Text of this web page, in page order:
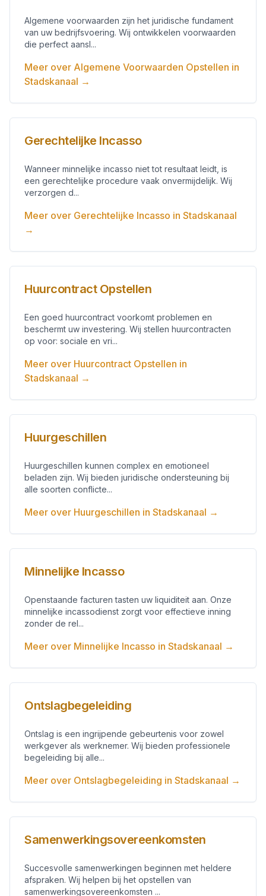
Algemene voorwaarden zijn het juridische fundament
van uw bedrijfsvoering. Wij ontwikkelen voorwaarden
die perfect aansl...
Meer over Algemene Voorwaarden Opstellen in
Stadskanaal →
Gerechtelijke Incasso
Wanneer minnelijke incasso niet tot resultaat leidt, is
een gerechtelijke procedure vaak onvermijdelijk. Wij
verzorgen d...
Meer over Gerechtelijke Incasso in Stadskanaal
→
Huurcontract Opstellen
Een goed huurcontract voorkomt problemen en
beschermt uw investering. Wij stellen huurcontracten
op voor: sociale en vri...
Meer over Huurcontract Opstellen in
Stadskanaal →
Huurgeschillen
Huurgeschillen kunnen complex en emotioneel
beladen zijn. Wij bieden juridische ondersteuning bij
alle soorten conflicte...
Meer over Huurgeschillen in Stadskanaal →
Minnelijke Incasso
Openstaande facturen tasten uw liquiditeit aan. Onze
minnelijke incassodienst zorgt voor effectieve inning
zonder de rel...
Meer over Minnelijke Incasso in Stadskanaal →
Ontslagbegeleiding
Ontslag is een ingrijpende gebeurtenis voor zowel
werkgever als werknemer. Wij bieden professionele
begeleiding bij alle...
Meer over Ontslagbegeleiding in Stadskanaal →
Samenwerkingsovereenkomsten
Succesvolle samenwerkingen beginnen met heldere
afspraken. Wij helpen bij het opstellen van
samenwerkingsovereenkomsten ...